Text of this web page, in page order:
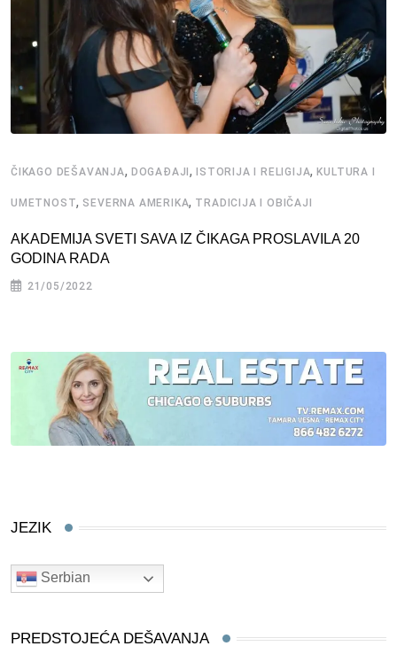
ČIKAGO DEŠAVANJA, DOGAĐAJI, ISTORIJA I RELIGIJA,KULTURA I
UMETNOST, SEVERNA AMERIKA, TRADICIJA I OBIČAJI
AKADEMIJA SVETI SAVA IZ ČIKAGA PROSLAVILA 20
GODINA RADA
21/05/2022
JEZIK
Serbian
PREDSTOJEĆA DEŠAVANJA